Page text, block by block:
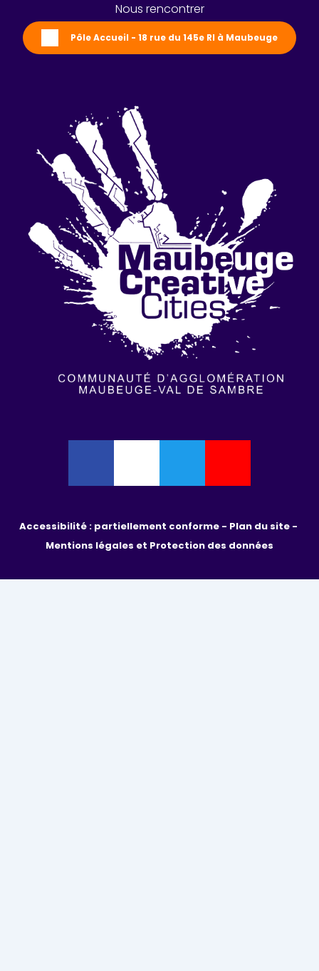
Nous rencontrer
Pôle Accueil - 18 rue du 145e RI à Maubeuge
Accessibilité : partiellement conforme -
Mentions légales et Protection des données